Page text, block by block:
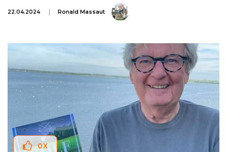
22.04.2024 Ronald Massaut
0X